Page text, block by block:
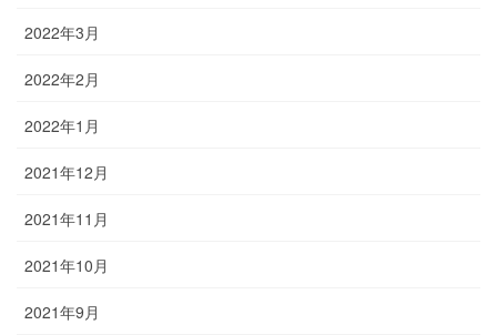
2022年3月
2022年2月
2022年1月
2021年12月
2021年11月
2021年10月
2021年9月